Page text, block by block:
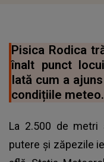
Pisica Rodica
înalt punct
Iată cum a
condițiile meteo.
La 2.500 de metri
putere și zăpezile